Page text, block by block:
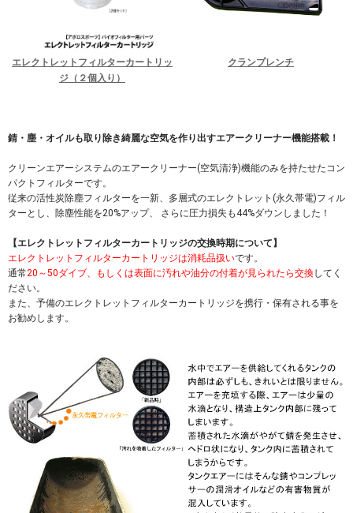
エレクトレットフィルターカートリッ
ジ（２個入り）
クランプレンチ
錆・塵・オイルも取り除き綺麗な空気を作り出すエアークリーナー機能搭載！
クリーンエアーシステムのエアークリーナー(空気清浄)機能のみを持たせたコン
パクトフィルターです。
従来の活性炭除塵フィルターを一新、多層式のエレクトレット(永久帯電)フィル
ターとし、除塵性能を20%アップ、 さらに圧力損失も44%ダウンしました！
【エレクトレットフィルターカートリッジの交換時期について】
エレクトレットフィルターカートリッジは消耗品扱いです。
通常20～50ダイブ、もしくは表面に汚れや油分の付着が見られたら交換してく
ださい。
また、予備のエレクトレットフィルターカートリッジを携行・保有される事を
お勧めします。